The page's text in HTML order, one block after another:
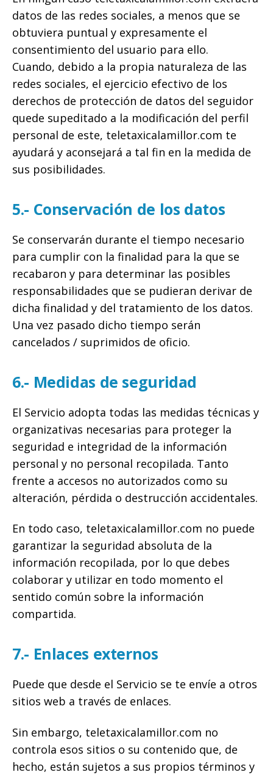
datos de las redes sociales, a menos que se
obtuviera puntual y expresamente el
consentimiento del usuario para ello.
Cuando, debido a la propia naturaleza de las
redes sociales, el ejercicio efectivo de los
derechos de protección de datos del seguidor
quede supeditado a la modificación del perfil
personal de este, teletaxicalamillor.com te
ayudará y aconsejará a tal fin en la medida de
sus posibilidades.
5.- Conservación de los datos
Se conservarán durante el tiempo necesario
para cumplir con la finalidad para la que se
recabaron y para determinar las posibles
responsabilidades que se pudieran derivar de
dicha finalidad y del tratamiento de los datos.
Una vez pasado dicho tiempo serán
cancelados / suprimidos de oficio.
6.- Medidas de seguridad
El Servicio adopta todas las medidas técnicas y
organizativas necesarias para proteger la
seguridad e integridad de la información
personal y no personal recopilada. Tanto
frente a accesos no autorizados como su
alteración, pérdida o destrucción accidentales.
En todo caso, teletaxicalamillor.com no puede
garantizar la seguridad absoluta de la
información recopilada, por lo que debes
colaborar y utilizar en todo momento el
sentido común sobre la información
compartida.
7.- Enlaces externos
Puede que desde el Servicio se te envíe a otros
sitios web a través de enlaces.
Sin embargo, teletaxicalamillor.com no
controla esos sitios o su contenido que, de
hecho, están sujetos a sus propios términos y